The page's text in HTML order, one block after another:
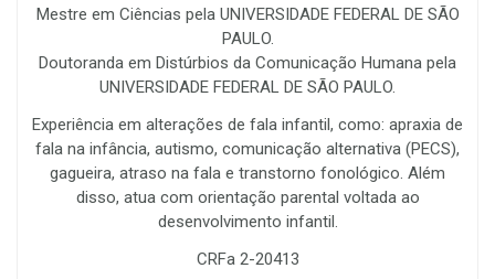
Mestre em Ciências pela UNIVERSIDADE FEDERAL DE SÃO
PAULO.
Doutoranda em Distúrbios da Comunicação Humana pela
UNIVERSIDADE FEDERAL DE SÃO PAULO.
Experiência em alterações de fala infantil, como: apraxia de
fala na infância, autismo, comunicação alternativa (PECS),
gagueira, atraso na fala e transtorno fonológico. Além
disso, atua com orientação parental voltada ao
desenvolvimento infantil.
CRFa 2-20413